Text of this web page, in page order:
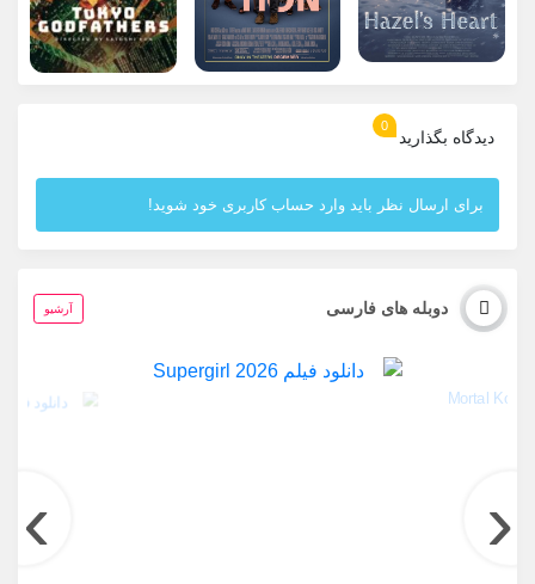
دیدگاه بگذارید
0
برای ارسال نظر باید وارد حساب کاربری خود شوید!
دوبله های فارسی آرشیو
‹
›